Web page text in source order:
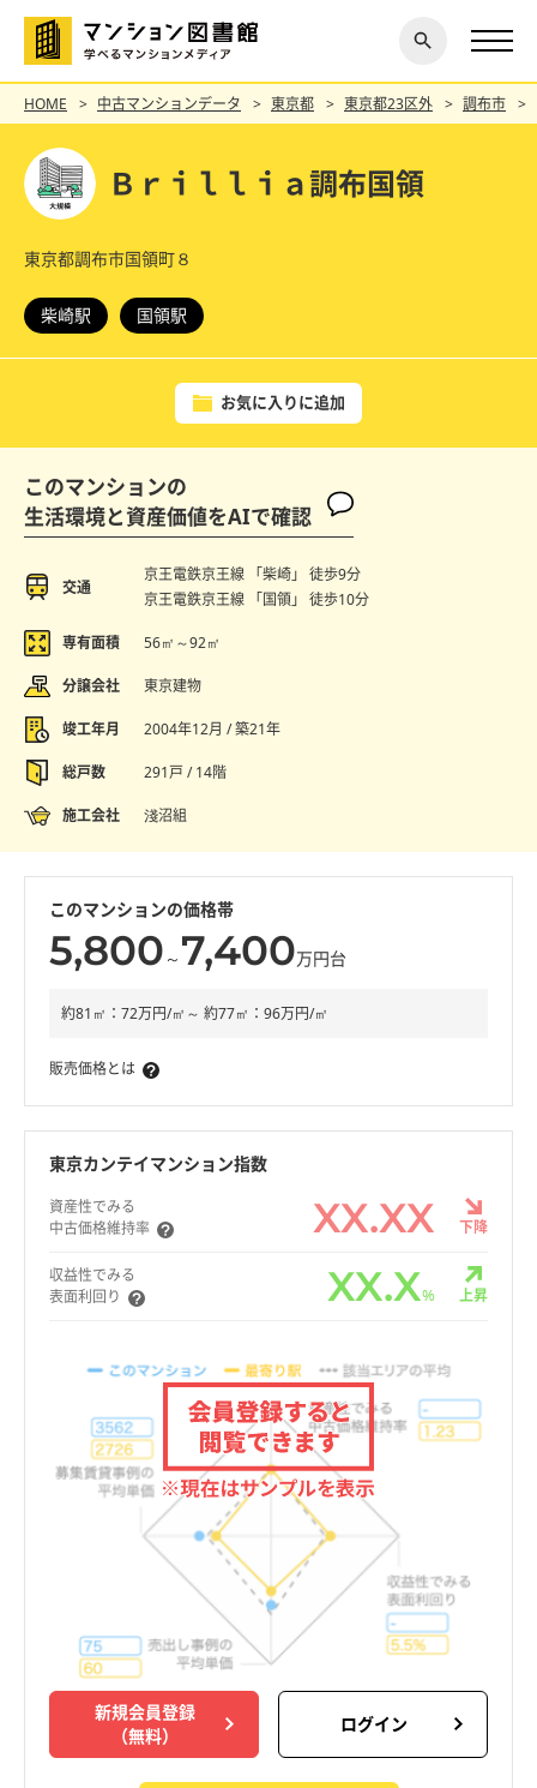
探す
閉じ
る
HOME 中古マンションデータ 東京都 東京都23区外 調布市
Ｂｒｉｌｌｉａ調布国領
東京都調布市国領町８
柴崎駅 国領駅
お気に入りに追加
このマンションの
生活環境と資産価値をAIで確認
交通
京王電鉄京王線 「柴崎」 徒歩9分
京王電鉄京王線 「国領」 徒歩10分
専有面積 56㎡～92㎡
分譲会社 東京建物
竣工年月 2004年12月 / 築21年
総戸数 291戸 / 14階
施工会社 淺沼組
このマンションの価格帯
5,800 ～ 7,400万円台
約81㎡：72万円/㎡～ 約77㎡：96万円/㎡
販売価格とは
東京カンテイマンション指数
資産性でみる
中古価格維持率
XX.XX 下降
収益性でみる
表面利回り
XX.X% 上昇
新規会員登録
（無料）
ログイン